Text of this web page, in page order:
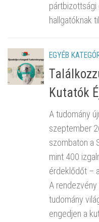
hallgatóknak
EGYÉB
Kutatók
A tudomány
szeptember
szombaton a
mint 400
érdeklődőt –
A
tudomány
engedjen a